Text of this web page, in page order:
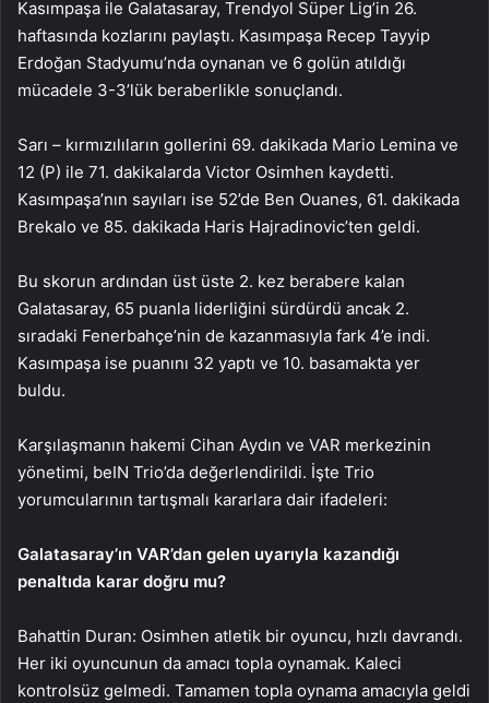
Kasımpaşa ile Galatasaray, Trendyol Süper Lig’in 26.
haftasında kozlarını paylaştı. Kasımpaşa Recep Tayyip
Erdoğan Stadyumu’nda oynanan ve 6 golün atıldığı
mücadele 3-3’lük beraberlikle sonuçlandı.
Sarı – kırmızılıların gollerini 69. dakikada Mario Lemina ve
12 (P) ile 71. dakikalarda Victor Osimhen kaydetti.
Kasımpaşa’nın sayıları ise 52’de Ben Ouanes, 61. dakikada
Brekalo ve 85. dakikada Haris Hajradinovic’ten geldi.
Bu skorun ardından üst üste 2. kez berabere kalan
Galatasaray, 65 puanla liderliğini sürdürdü ancak 2.
sıradaki Fenerbahçe’nin de kazanmasıyla fark 4’e indi.
Kasımpaşa ise puanını 32 yaptı ve 10. basamakta yer
buldu.
Karşılaşmanın hakemi Cihan Aydın ve VAR merkezinin
yönetimi, beIN Trio’da değerlendirildi. İşte Trio
yorumcularının tartışmalı kararlara dair ifadeleri:
Galatasaray’ın VAR’dan gelen uyarıyla kazandığı
penaltıda karar doğru mu?
Bahattin Duran: Osimhen atletik bir oyuncu, hızlı davrandı.
Her iki oyuncunun da amacı topla oynamak. Kaleci
kontrolsüz gelmedi. Tamamen topla oynama amacıyla geldi